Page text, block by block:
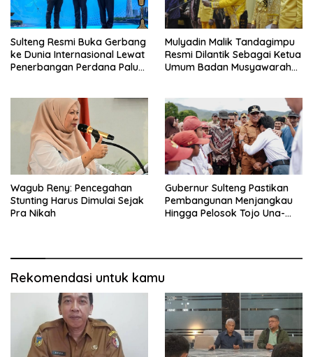
Sulteng Resmi Buka Gerbang
ke Dunia Internasional Lewat
Penerbangan Perdana Palu-
Mulyadin Malik Tandagimpu
Resmi Dilantik Sebagai Ketua
Umum Badan Musyawarah
Wagub Reny: Pencegahan
Stunting Harus Dimulai Sejak
Pra Nikah
Gubernur Sulteng Pastikan
Pembangunan Menjangkau
Hingga Pelosok Tojo Una-
Rekomendasi untuk kamu